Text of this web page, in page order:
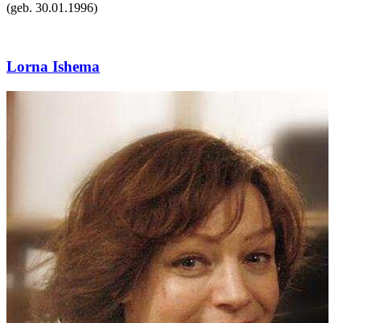
(geb. 30.01.1996)
Lorna Ishema